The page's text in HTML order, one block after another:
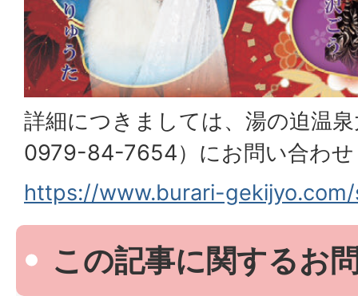
詳細につきましては、湯の迫温
0979-84-7654）にお問い合わせ
https://www.burari-
この記事に関するお